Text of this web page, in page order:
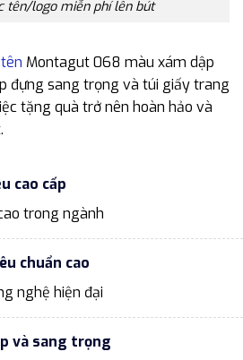
tên/logo miễn phí lên bút
Montagut 068 màu xám dập
đựng sang trọng và túi giấy trang
tặng quà trở nên hoàn hảo và
cao cấp
trong ngành
chuẩn cao
nghệ hiện đại
và sang trọng